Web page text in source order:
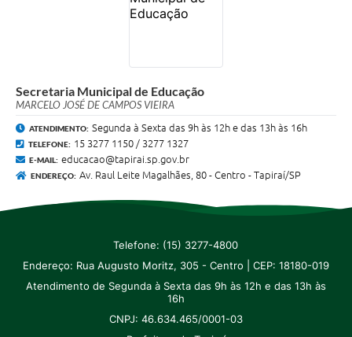
Contato
Secretaria Municipal de Educação
MARCELO JOSÉ DE CAMPOS VIEIRA
ATENDIMENTO: Segunda à Sexta das 9h às 12h e das 13h às 16h
TELEFONE: 15 3277 1150 / 3277 1327
E-MAIL: educacao@tapirai.sp.gov.br
ENDEREÇO: Av. Raul Leite Magalhães, 80 - Centro - Tapiraí/SP
Telefone: (15) 3277-4800
Endereço: Rua Augusto Moritz, 305 - Centro | CEP: 18180-019
Atendimento de Segunda à Sexta das 9h às 12h e das 13h às
16h
CNPJ: 46.634.465/0001-03